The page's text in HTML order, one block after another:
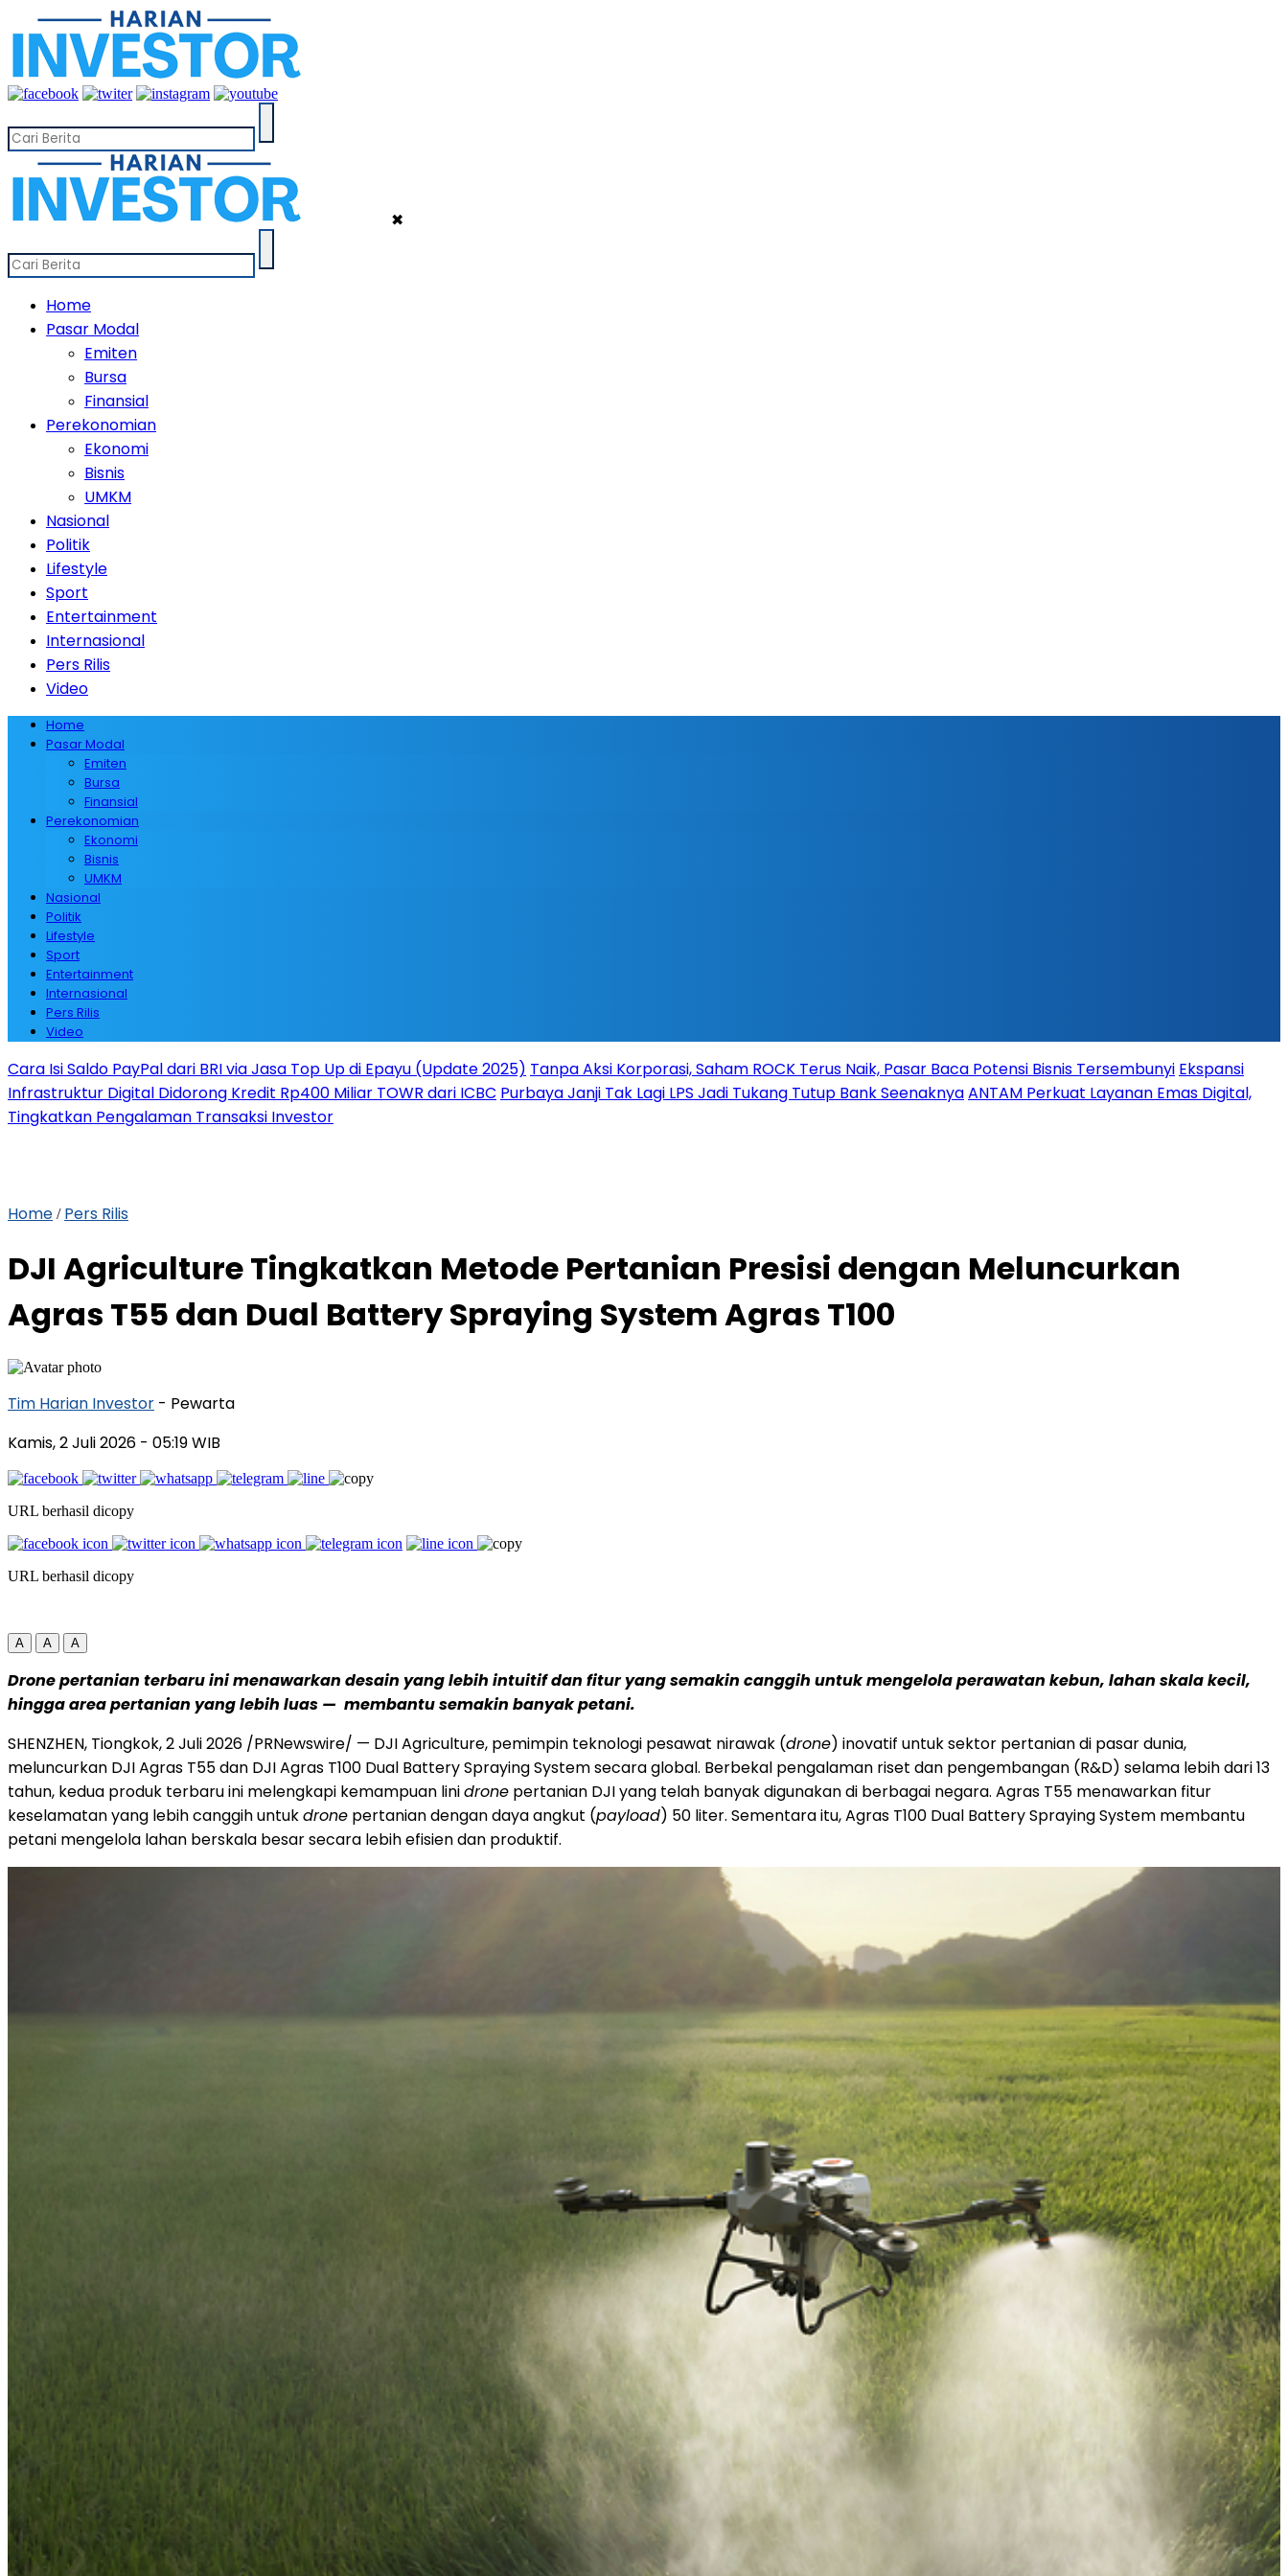
✖
Home
Pasar Modal
Emiten
Bursa
Finansial
Perekonomian
Ekonomi
Bisnis
UMKM
Nasional
Politik
Lifestyle
Sport
Entertainment
Internasional
Pers Rilis
Video
Home
Pasar Modal
Emiten
Bursa
Finansial
Perekonomian
Ekonomi
Bisnis
UMKM
Nasional
Politik
Lifestyle
Sport
Entertainment
Internasional
Pers Rilis
Video
Cara Isi Saldo PayPal dari BRI via Jasa Top Up di Epayu (Update 2025) Tanpa Aksi Korporasi, Saham ROCK Terus Naik, Pasar Baca Potensi Bisnis Tersembunyi Ekspansi
Infrastruktur Digital Didorong Kredit Rp400 Miliar TOWR dari ICBC Purbaya Janji Tak Lagi LPS Jadi Tukang Tutup Bank SeenaknyaANTAM Perkuat Layanan Emas Digital,
Tingkatkan Pengalaman Transaksi Investor
Home / Pers Rilis
DJI Agriculture Tingkatkan Metode Pertanian Presisi dengan Meluncurkan
Agras T55 dan Dual Battery Spraying System Agras T100
Tim Harian Investor - Pewarta
Kamis, 2 Juli 2026 - 05:19 WIB
URL berhasil dicopy
URL berhasil dicopy
A A A
Drone pertanian terbaru ini menawarkan desain yang lebih intuitif dan fitur yang semakin canggih untuk mengelola perawatan kebun, lahan skala kecil,
hingga area pertanian yang lebih luas — membantu semakin banyak petani.
SHENZHEN, Tiongkok, 2 Juli 2026 /PRNewswire/ — DJI Agriculture, pemimpin teknologi pesawat nirawak (drone) inovatif untuk sektor pertanian di pasar dunia,
meluncurkan DJI Agras T55 dan DJI Agras T100 Dual Battery Spraying System secara global. Berbekal pengalaman riset dan pengembangan (R&D) selama lebih dari 13
tahun, kedua produk terbaru ini melengkapi kemampuan linidrone pertanian DJI yang telah banyak digunakan di berbagai negara. Agras T55 menawarkan fitur
keselamatan yang lebih canggih untukdrone pertanian dengan daya angkut (payload) 50 liter. Sementara itu, Agras T100 Dual Battery Spraying System membantu
petani mengelola lahan berskala besar secara lebih efisien dan produktif.